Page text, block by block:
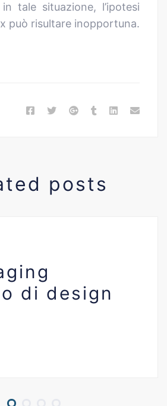
tale situazione, l’ipotesi
può risultare inopportuna.
posts
di design